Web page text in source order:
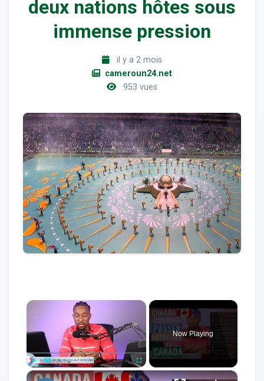
deux nations hôtes sous
immense pression
il y a 2 mois
cameroun24.net
953 vues
×
Play Unmute Fullscreen
Now Playing
×